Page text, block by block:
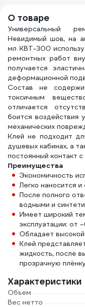
О товаре
Универсальный
Невидимый шов, на
мл KBT-300
ремонтных работ
получается
деформационной
Состав не
токсичным
отличается
боится воздействия
механических
Клей не подходит
душевых кабинах, а
постоянный контакт с
Преимущества
Экономичность
Легко наносится
После полного
водными и
Имеет широкий
эксплуатации: от
Обладает
Клей
жидкость, после
прозрачную плёнку
Характеристики
Объем
Вес нетто